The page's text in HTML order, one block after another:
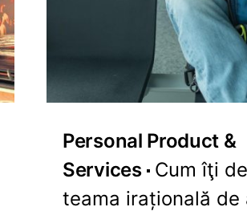
Personal Product &
Services Cum îţi
teama irațională de